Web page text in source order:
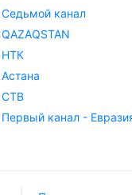
Седьмой канал
QAZAQSTAN
НТК
Астана
СТВ
Первый канал -